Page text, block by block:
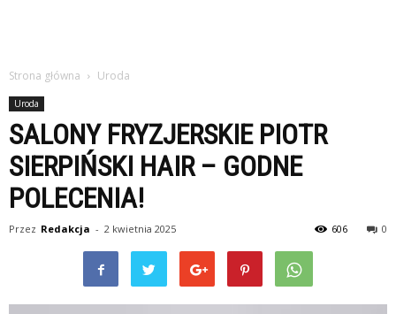
Strona główna Uroda
Uroda
SALONY FRYZJERSKIE PIOTR
SIERPIŃSKI HAIR – GODNE
POLECENIA!
Przez Redakcja - 2 kwietnia 2025 0
606